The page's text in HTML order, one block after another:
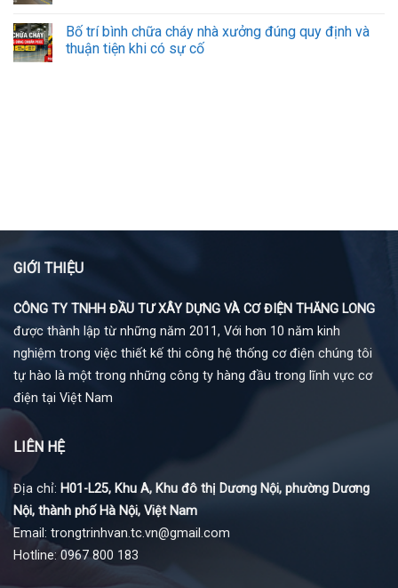
Bố trí bình chữa cháy nhà xưởng đúng quy định và
thuận tiện khi có sự cố
GIỚI THIỆU
CÔNG TY TNHH ĐẦU TƯ XÂY DỰNG VÀ CƠ ĐIỆN THĂNG LONG
được thành lập từ những năm 2011, Với hơn 10 năm kinh
nghiệm trong việc thiết kế thi công hệ thống cơ điện chúng tôi
tự hào là một trong những công ty hàng đầu trong lĩnh vực cơ
điện tại Việt Nam
LIÊN HỆ
Địa chỉ: H01-L25, Khu A, Khu đô thị Dương Nội, phường Dương
Nội, thành phố Hà Nội, Việt Nam
Email: trongtrinhvan.tc.vn@gmail.com
Hotline: 0967 800 183